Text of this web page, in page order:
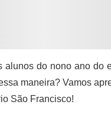
do nono ano do
maneira? Vamos
São Francisco!